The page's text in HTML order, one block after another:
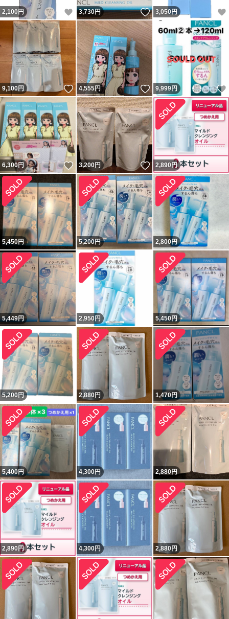
2,100 円 いいね！
3,730円 いいね！
3,050円
9,100円 いいね！
4,555円 いいね！
9,999円
6,300円 いいね！
3,200円 いいね！
2,890 円
5,450円 5,200円 2,800円
5,449円 2,950円 5,450円
5,200円 2,880円 1,470円
5,400円 4,300円 2,880円
2,890 円 4,300円 2,880円